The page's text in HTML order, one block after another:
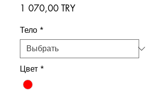
1 070,00 TRYЦена
Тело *
Цвет *